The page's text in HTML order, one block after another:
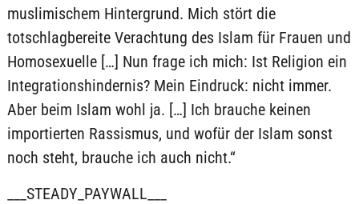
muslimischem Hintergrund. Mich stört die
totschlagbereite Verachtung des Islam für Frauen und
Homosexuelle […] Nun frage ich mich: Ist Religion ein
Integrationshindernis? Mein Eindruck: nicht immer.
Aber beim Islam wohl ja. […] Ich brauche keinen
importierten Rassismus, und wofür der Islam sonst
noch steht, brauche ich auch nicht.“
___STEADY_PAYWALL___